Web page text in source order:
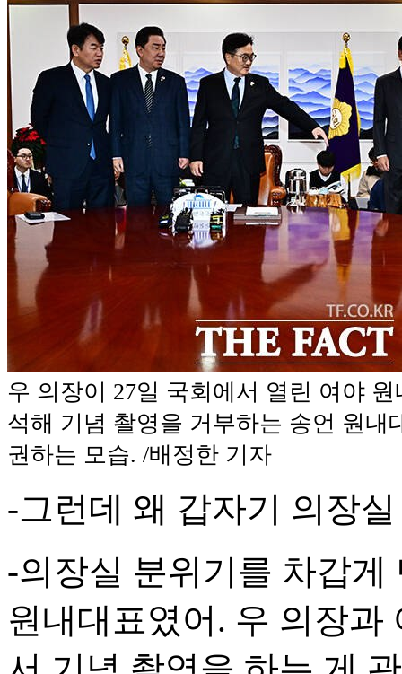
우 의장이 27일 국회에서 열린 여야
석해 기념 촬영을 거부하는 송언 원내
권하는 모습. /배정한 기자
-그런데 왜 갑자기 의장
-의장실 분위기를 차갑
원내대표였어. 우 의장과